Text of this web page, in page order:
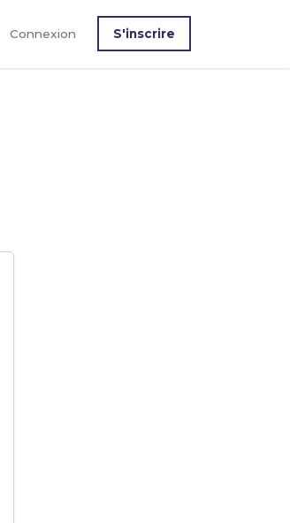
Connexion S'inscrire